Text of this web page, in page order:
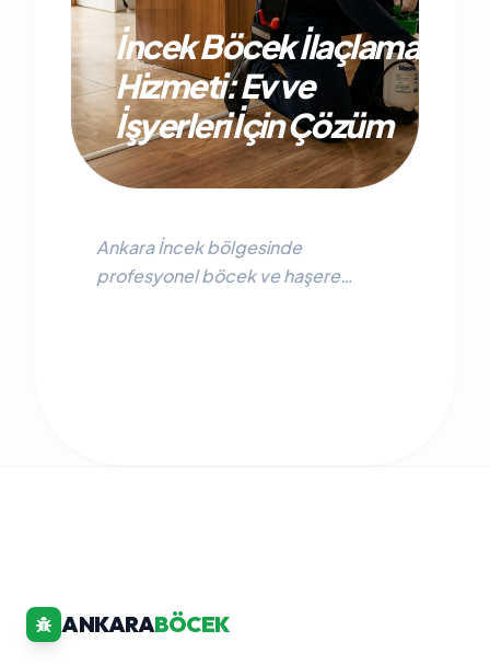
İncek Böcek İlaçlama
Hizmeti: Ev ve
İşyerleri İçin Çözüm
Ankara İncek bölgesinde
profesyonel böcek ve haşere
ANKARABÖCEK